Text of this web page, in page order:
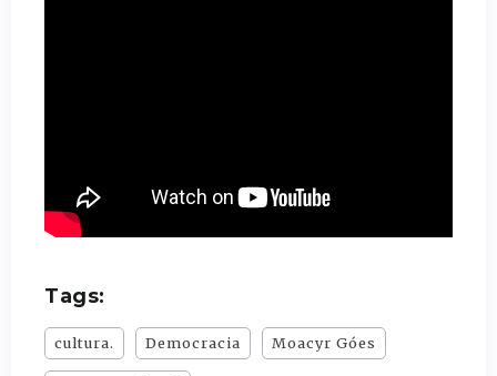
Tags:
cultura. Democracia Moacyr Góes